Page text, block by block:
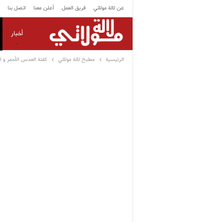
عن لالة مولاتي فريق العمل أعلن معنا اتصل بنا
أخبار
الرئيسية مطبخ لالة مولاتي كفتة العدس الأحمر